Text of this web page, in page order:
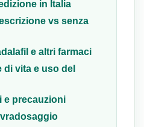
in Italia
vs senza
e altri farmaci
vita e uso del
e precauzioni